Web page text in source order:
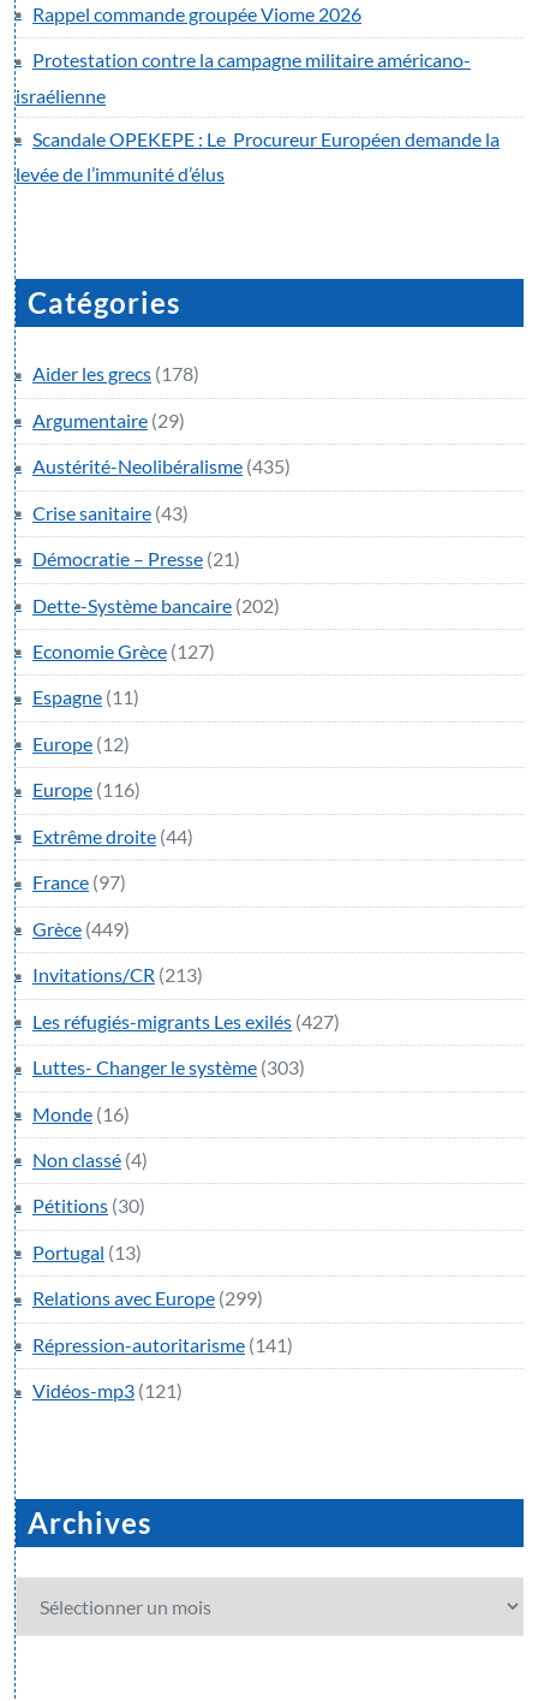
Rappel commande groupée Viome 2026
Protestation contre la campagne militaire américano-
israélienne
Scandale OPEKEPE : Le Procureur Européen demande la
levée de l’immunité d’élus
Catégories
Aider les grecs (178)
Argumentaire (29)
Austérité-Neolibéralisme (435)
Crise sanitaire (43)
Démocratie – Presse (21)
Dette-Système bancaire (202)
Economie Grèce (127)
Espagne (11)
Europe (12)
Europe (116)
Extrême droite (44)
France (97)
Grèce (449)
Invitations/CR (213)
Les réfugiés-migrants Les exilés (427)
Luttes- Changer le système (303)
Monde (16)
Non classé (4)
Pétitions (30)
Portugal (13)
Relations avec Europe (299)
Répression-autoritarisme (141)
Vidéos-mp3 (121)
Archives
Archives